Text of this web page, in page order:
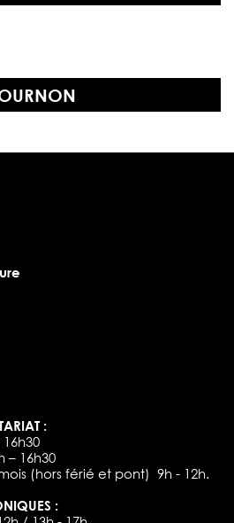
:
– 16h30
(hors férié et pont) 9h - 12h.
: